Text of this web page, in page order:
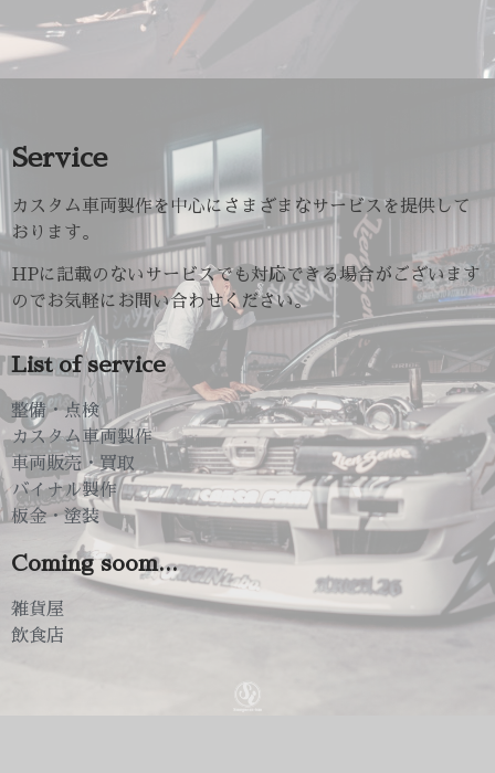
Service
カスタム車両製作を中心にさまざまなサービスを提供して
おります。
HPに記載のないサービスでも対応できる場合がございます
のでお気軽にお問い合わせください。
List of service
整備・点検​​​
カスタム車両製作​​
車両販売・買取
バイナル製作​​
板金・塗装​
Coming soom...​
雑貨屋
飲食店